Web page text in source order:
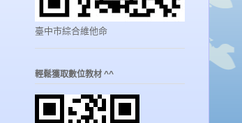
臺中市綜合維他命
輕鬆獲取數位教材 ^^